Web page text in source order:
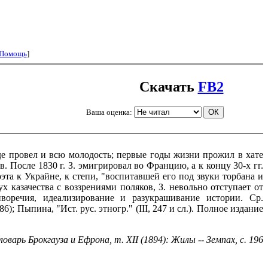
]
Скачать FB2
Ваша оценка:
провел и всю молодость; первые годы жизни прожил в хате
После 1830 г. З. эмигрировал во Францию, а к концу 30-х гг.
к Украйне, к степи, "воспитавшей его под звуки торбана и
с воззрениями поляков, З. невольно отступает от
идеализирование и разукрашивание истории. Ср.
Пыпина, "Ист. рус. этногр." (III, 247 и сл.). Полное издание
Брокгауза и Ефрона, т. XII (1894): Жилы -- Земпах, с. 196